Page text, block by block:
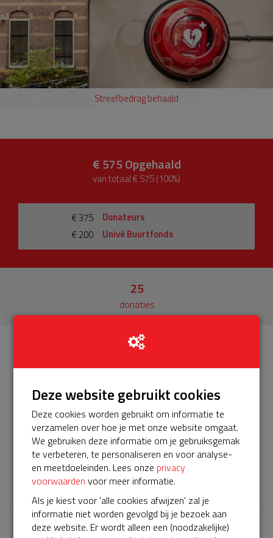
Streefbedrag behaald
€ 575Opgehaald
van totaal € 575 (100%)
€ 375
Donateurs
€ 200
Univé Buurtfonds
25
donaties
Het servicepakket van onze BuurtAED verloopt bijna en
moet worden verlengd, zodat onze AED gebruiksklaar
Locatie!m; Adres; albrecht durerweg 115
𝕏
Deze website gebruikt cookies
Deze cookies worden gebruikt om informatie te
verzamelen over hoe je met onze website omgaat.
We gebruiken deze informatie om je gebruiksgemak
te verbeteren, te personaliseren en voor analyse-
en meetdoeleinden. Lees onze privacy
voorwaarden voor meer informatie.
Als je kiest voor 'alle cookies afwijzen' zal je
informatie niet worden gevolgd bij je bezoek aan
deze website. Er wordt alleen een (noodzakelijke)